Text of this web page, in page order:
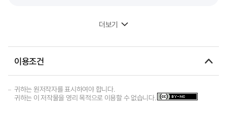
더보기
이용조건
귀하는 원저작자를 표시하여야 합니다.
귀하는 이 저작물을 영리 목적으로 이용할 수 없습니다.